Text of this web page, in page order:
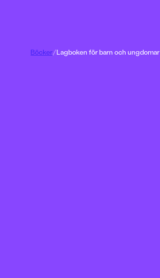
Böcker/Lagboken för barn och ungdomar